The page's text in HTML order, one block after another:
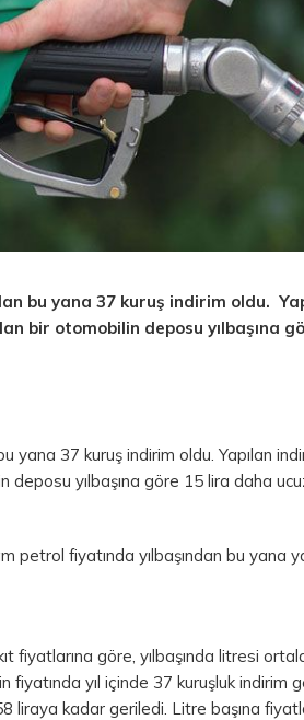
bu yana 37 kuruş indirim oldu.
bir otomobilin deposu yılbaşına
yana 37 kuruş indirim oldu. Yapılan
yılbaşına göre 15 lira daha
petrol fiyatında yılbaşından bu yana
fiyatlarına göre, yılbaşında litresi
yıl içinde 37 kuruşluk indirim
liraya kadar geriledi. Litre başına